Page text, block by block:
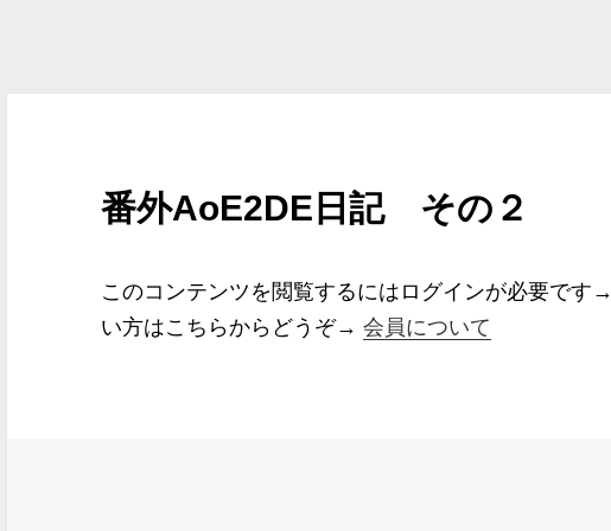
番外AoE2DE日記 その２
このコンテンツを閲覧するにはログインが必要です→
い方はこちらからどうぞ→会員について